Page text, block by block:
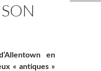
en
« antiques »